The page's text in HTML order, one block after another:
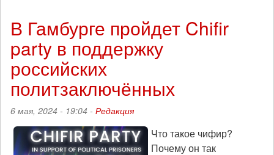
вег-
заключённым
пройдет
в
Москве
В Гамбурге пройдет Chifir
party в поддержку
российских
политзаключённых
6 мая, 2024 - 19:04 - Редакция
Что такое чифир?
Почему он так